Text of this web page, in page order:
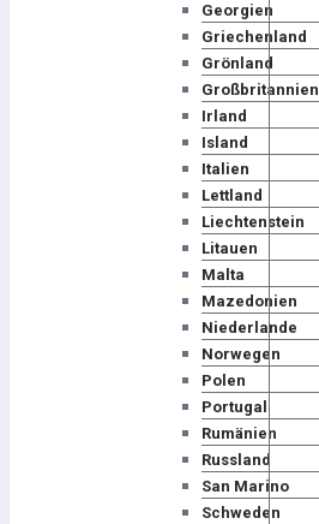
Georgien
Griechenland
Grönland
Großbritannien
Irland
Island
Italien
Lettland
Liechtenstein
Litauen
Malta
Mazedonien
Niederlande
Norwegen
Polen
Portugal
Rumänien
Russland
San Marino
Schweden